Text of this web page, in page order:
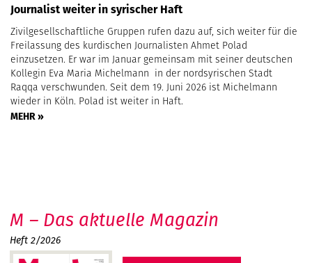
Journalist weiter in syrischer Haft
Zivilgesellschaftliche Gruppen rufen dazu auf, sich weiter für die
Freilassung des kurdischen Journalisten Ahmet Polad
einzusetzen. Er war im Januar gemeinsam mit seiner deutschen
Kollegin Eva Maria Michelmann in der nordsyrischen Stadt
Raqqa verschwunden. Seit dem 19. Juni 2026 ist Michelmann
wieder in Köln. Polad ist weiter in Haft.
MEHR »
M – Das aktuelle Magazin
Heft 2/2026